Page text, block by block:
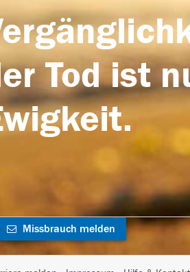
Tod ist
Missbrauch melden